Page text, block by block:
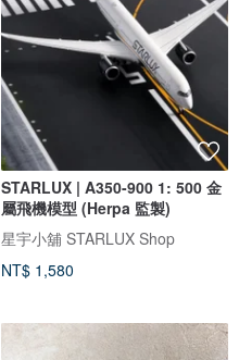
STARLUX | A350-900 1: 500 金
屬飛機模型 (Herpa 監製)
星宇小舖 STARLUX Shop
NT$ 1,580